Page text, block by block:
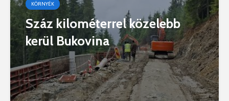
KÖRNYÉK
Száz kilométerrel közelebb
kerül Bukovina